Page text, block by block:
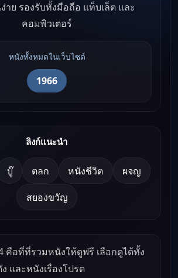
าย รองรับทั้งมือถือ แท็บเล็ต และ
คอมพิวเตอร์
หนังทั้งหมดในเว็บไซต์
1966
ลิงก์แนะนำ
บู๊ ตลก หนังชีวิต ผจญ
สยองขวัญ
คือที่ที่รวมหนังให้ดูฟรี เลือกดูได้ทั้ง
และหนังเรื่องโปรด